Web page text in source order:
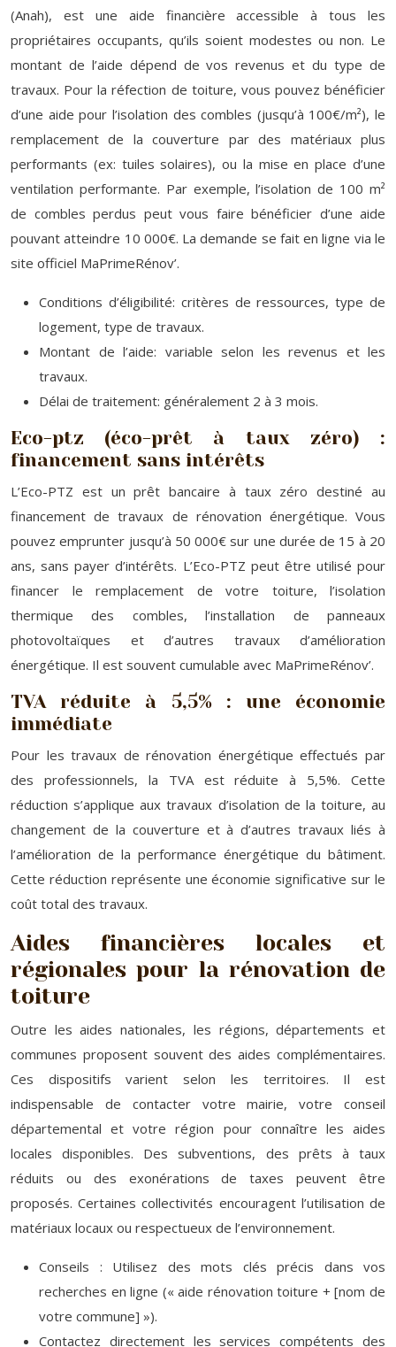
(Anah), est une aide financière accessible à tous les
propriétaires occupants, qu’ils soient modestes ou non. Le
montant de l’aide dépend de vos revenus et du type de
travaux. Pour la réfection de toiture, vous pouvez bénéficier
d’une aide pour l’isolation des combles (jusqu’à 100€/m²), le
remplacement de la couverture par des matériaux plus
performants (ex: tuiles solaires), ou la mise en place d’une
ventilation performante. Par exemple, l’isolation de 100 m²
de combles perdus peut vous faire bénéficier d’une aide
pouvant atteindre 10 000€. La demande se fait en ligne via le
site officiel MaPrimeRénov’.
Conditions d’éligibilité: critères de ressources, type de
logement, type de travaux.
Montant de l’aide: variable selon les revenus et les
travaux.
Délai de traitement: généralement 2 à 3 mois.
Eco-ptz (éco-prêt à taux zéro) :
financement sans intérêts
L’Eco-PTZ est un prêt bancaire à taux zéro destiné au
financement de travaux de rénovation énergétique. Vous
pouvez emprunter jusqu’à 50 000€ sur une durée de 15 à 20
ans, sans payer d’intérêts. L’Eco-PTZ peut être utilisé pour
financer le remplacement de votre toiture, l’isolation
thermique des combles, l’installation de panneaux
photovoltaïques et d’autres travaux d’amélioration
énergétique. Il est souvent cumulable avec MaPrimeRénov’.
TVA réduite à 5,5% : une économie
immédiate
Pour les travaux de rénovation énergétique effectués par
des professionnels, la TVA est réduite à 5,5%. Cette
réduction s’applique aux travaux d’isolation de la toiture, au
changement de la couverture et à d’autres travaux liés à
l’amélioration de la performance énergétique du bâtiment.
Cette réduction représente une économie significative sur le
coût total des travaux.
Aides financières locales et
régionales pour la rénovation de
toiture
Outre les aides nationales, les régions, départements et
communes proposent souvent des aides complémentaires.
Ces dispositifs varient selon les territoires. Il est
indispensable de contacter votre mairie, votre conseil
départemental et votre région pour connaître les aides
locales disponibles. Des subventions, des prêts à taux
réduits ou des exonérations de taxes peuvent être
proposés. Certaines collectivités encouragent l’utilisation de
matériaux locaux ou respectueux de l’environnement.
Conseils : Utilisez des mots clés précis dans vos
recherches en ligne (« aide rénovation toiture + [nom de
votre commune] »).
Contactez directement les services compétents des